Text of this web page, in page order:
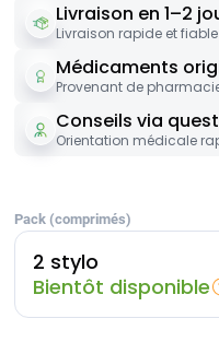
Livraison en 1–2
Livraison rapide et fiable
Médicaments
Provenant de
Conseils via
Orientation médicale
Pack (comprimés)
2 stylo
Bientôt disponible